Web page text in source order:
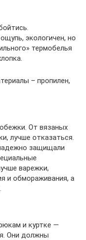
экологичен, но
термобелья
– пропилен,
От вязаных
лучше отказаться.
защищали
варежки,
и обмораживания, а
и куртке —
Они должны